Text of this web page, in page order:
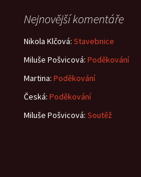
Nejnovější komentáře
Nikola Klčová: Stavebnice
Miluše Pošvicová: Poděkování
Martina: Poděkování
Česká: Poděkování
Miluše Pošvicová: Soutěž